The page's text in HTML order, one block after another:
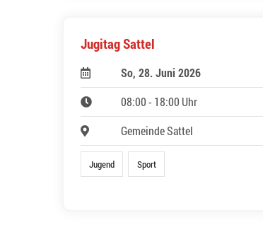
Jugitag Sattel
So, 28. Juni 2026
08:00 - 18:00 Uhr
Gemeinde Sattel
Jugend Sport